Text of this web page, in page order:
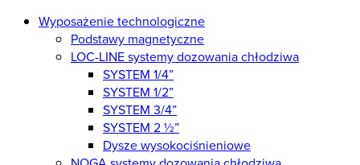
Wyposażenie technologiczne
Podstawy magnetyczne
LOC-LINE systemy dozowania chłodziwa
SYSTEM 1/4”
SYSTEM 1/2”
SYSTEM 3/4”
SYSTEM 2 ½”
Dysze wysokociśnieniowe